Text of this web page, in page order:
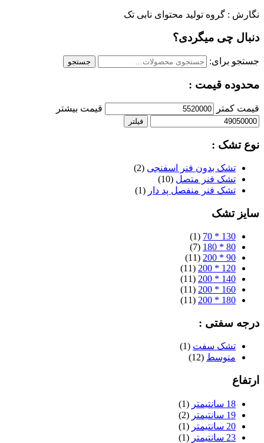
نگارش : گروه تولید محتوای نابی تک
دنبال چی میگردی؟
جستجو برای: جستجو
محدوده قیمت :
قیمت کمتر قیمت بیشتر
فیلتر
نوع تشک :
تشک بدون فنر اسفنجی (2)
تشک فنر متصل (10)
تشک فنر منفصل پد دار (1)
سایز تشک
130 * 70
(1)
80 * 180
(7)
90 * 200
(11)
120 * 200
(11)
140 * 200
(11)
160 * 200
(11)
180 * 200
(11)
درجه سفتی :
تشک سفت (1)
متوسط (12)
ارتفاع
18 سانتیمتر
(1)
19 سانتیمتر
(2)
20 سانتیمتر
(1)
23 سانتیمتر
(1)